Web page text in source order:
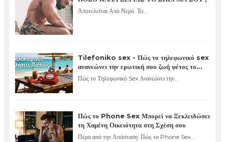
Αποτελείται Από Νερό. Το...
Tilefoniko sex - Πώς το τηλεφωνικό sex
ανανεώνει την ερωτική σου ζωή φέτος το
καλοκαίρι
Πώς το Τηλεφωνικό Sex Ανανεώνει την...
Πώς το Phone Sex Μπορεί να Ξεκλειδώσει
τη Χαμένη Οικειότητα στη Σχέση σου
Πέρα από την Απόσταση: Πώς το Phone Sex...